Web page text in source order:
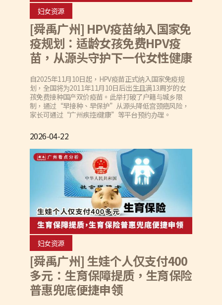
妇女资源
[舜禹广州] HPV疫苗纳入国家免
疫规划：适龄女孩免费HPV疫
苗，从源头守护下一代女性健康
自2025年11月10日起，HPV疫苗正式纳入国家免疫规
划，全国将为2011年11月10日后出生且满13周岁的女
孩免费接种国产双价疫苗。此举打破了户籍与城乡限
制，通过“早接种、早保护”从源头降低宫颈癌风险，
家长可通过“广州疾控i健康”等平台预约办理。
2026-04-22
妇女资源
[舜禹广州] 生娃个人仅支付400
多元：生育保障提质，生育保险
普惠兜底便捷申领